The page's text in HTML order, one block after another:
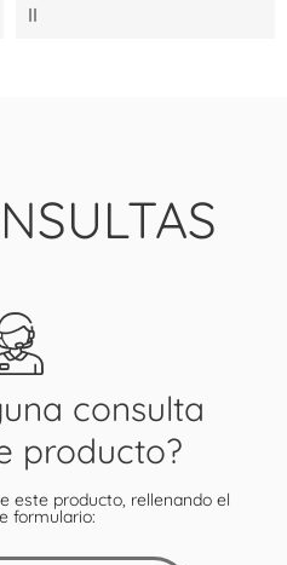
II
consulta
producto?
este producto, rellenando el
formulario: